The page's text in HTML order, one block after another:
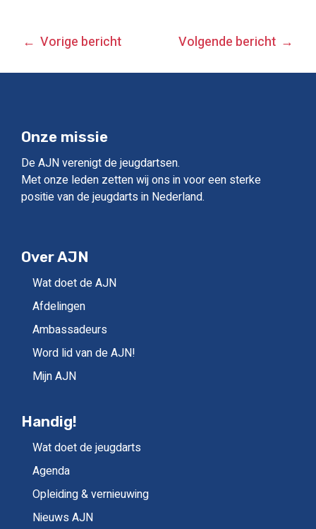
BERICHT
NAVIGATIE
Vorige bericht Volgende bericht
Onze missie
De AJN verenigt de jeugdartsen.
Met onze leden zetten wij ons in voor een sterke
positie van de jeugdarts in Nederland.
Over AJN
Wat doet de AJN
Afdelingen
Ambassadeurs
Word lid van de AJN!
Mijn AJN
Handig!
Wat doet de jeugdarts
Agenda
Opleiding & vernieuwing
Nieuws AJN